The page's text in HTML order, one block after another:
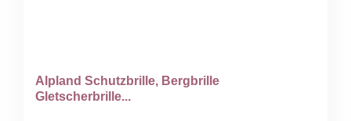
Alpland Schutzbrille, Bergbrille
Gletscherbrille...